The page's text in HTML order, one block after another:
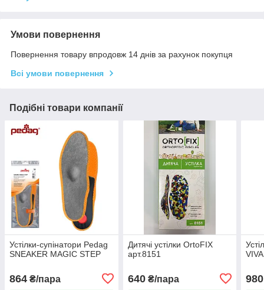
Умови повернення
Повернення товару впродовж 14 днів за рахунок покупця
Всі умови повернення
Подібні товари компанії
Устілки-супінатори Pedag
SNEAKER MAGIC STEP
864 ₴/пара
Дитячі устілки OrtoFIX
арт.8151
640₴/пара 980